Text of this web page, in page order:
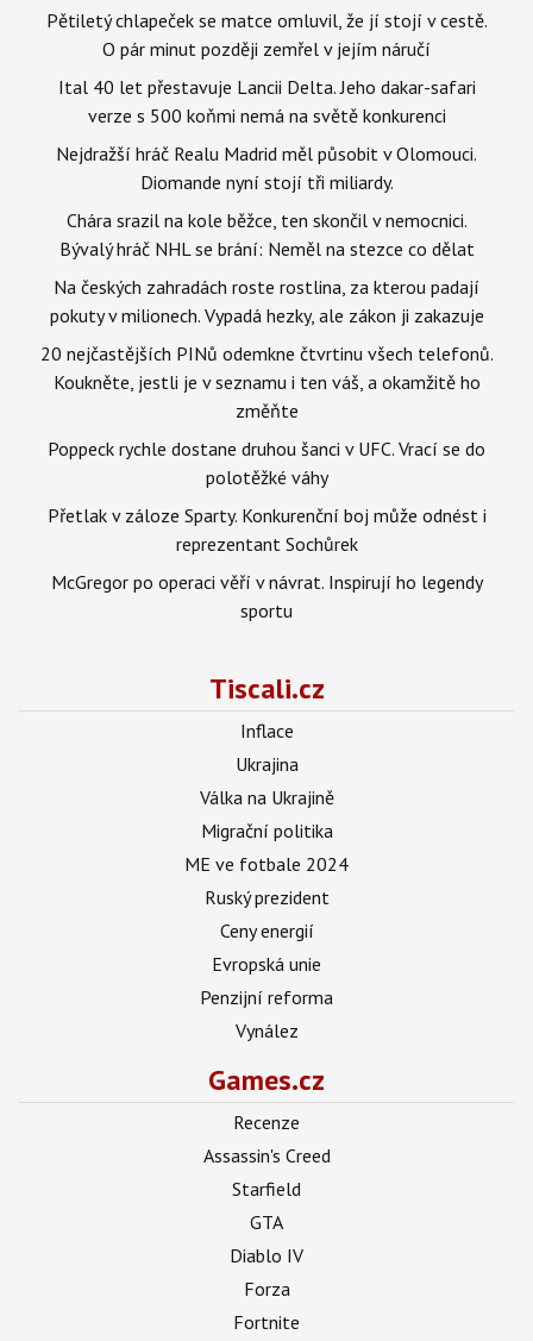
Pětiletý chlapeček se matce omluvil, že jí stojí v cestě.
O pár minut později zemřel v jejím náručí
Ital 40 let přestavuje Lancii Delta. Jeho dakar-safari
verze s 500 koňmi nemá na světě konkurenci
Nejdražší hráč Realu Madrid měl působit v Olomouci.
Diomande nyní stojí tři miliardy.
Chára srazil na kole běžce, ten skončil v nemocnici.
Bývalý hráč NHL se brání: Neměl na stezce co dělat
Na českých zahradách roste rostlina, za kterou padají
pokuty v milionech. Vypadá hezky, ale zákon ji zakazuje
20 nejčastějších PINů odemkne čtvrtinu všech telefonů.
Koukněte, jestli je v seznamu i ten váš, a okamžitě ho
změňte
Poppeck rychle dostane druhou šanci v UFC. Vrací se do
polotěžké váhy
Přetlak v záloze Sparty. Konkurenční boj může odnést i
reprezentant Sochůrek
McGregor po operaci věří v návrat. Inspirují ho legendy
sportu
Tiscali.cz
Inflace
Ukrajina
Válka na Ukrajině
Migrační politika
ME ve fotbale 2024
Ruský prezident
Ceny energií
Evropská unie
Penzijní reforma
Vynález
Games.cz
Recenze
Assassin's Creed
Starfield
GTA
Diablo IV
Forza
Fortnite